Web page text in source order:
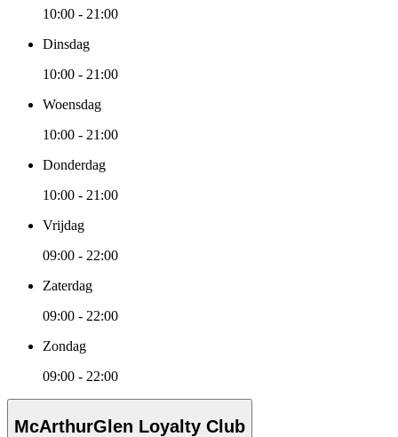
10:00 - 21:00
Dinsdag
10:00 - 21:00
Woensdag
10:00 - 21:00
Donderdag
10:00 - 21:00
Vrijdag
09:00 - 22:00
Zaterdag
09:00 - 22:00
Zondag
09:00 - 22:00
McArthurGlen Loyalty Club